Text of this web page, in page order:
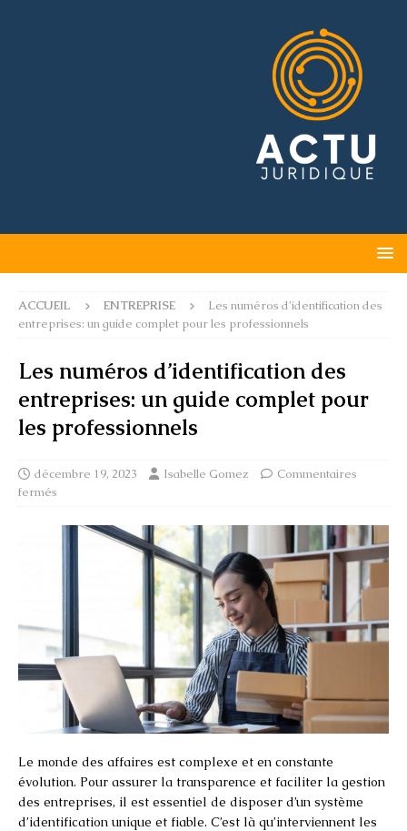
ACCUEIL ENTREPRISE
Les numéros d’identification des
entreprises: un guide complet pour les professionnels
Les numéros d’identification des
entreprises: un guide complet pour
les professionnels
décembre 19, 2023 Isabelle Gomez
Commentaires
fermés
Le monde des affaires est complexe et en constante
évolution. Pour assurer la transparence et faciliter la gestion
des entreprises, il est essentiel de disposer d’un système
d’identification unique et fiable. C’est là qu’interviennent les